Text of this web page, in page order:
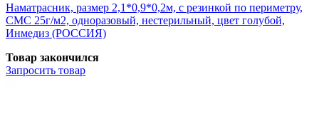
Наматрасник, размер 2,1*0,9*0,2м, с резинкой по периметру,
СМС 25г/м2, одноразовый, нестерильный, цвет голубой,
Инмедиз (РОССИЯ)
Товар закончился
Запросить товар